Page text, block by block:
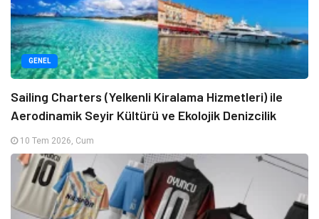
GENEL
Sailing Charters (Yelkenli Kiralama Hizmetleri) ile
Aerodinamik Seyir Kültürü ve Ekolojik Denizcilik
10 Tem 2026, Cum